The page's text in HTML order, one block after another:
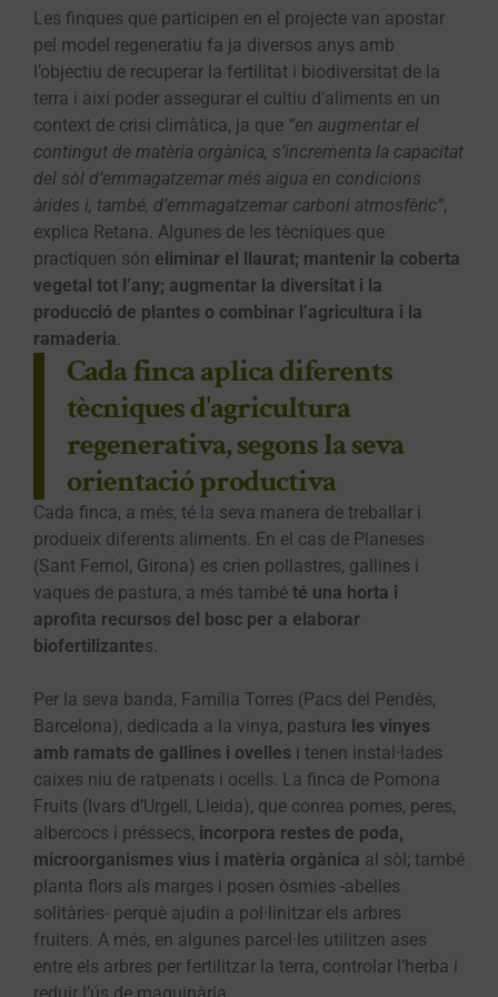
Les finques que participen en el projecte van apostar
pel model regeneratiu fa ja diversos anys amb
l’objectiu de recuperar la fertilitat i biodiversitat de la
terra i així poder assegurar el cultiu d’aliments en un
context de crisi climàtica, ja que “en augmentar el
contingut de matèria orgànica, s’incrementa la capacitat
del sòl d’emmagatzemar més aigua en condicions
àrides i, també, d’emmagatzemar carboni atmosfèric”,
explica Retana. Algunes de les tècniques que
practiquen són eliminar el llaurat; mantenir la coberta
vegetal tot l’any; augmentar la diversitat i la
producció de plantes o combinar l’agricultura i la
ramaderia.
Cada finca aplica diferents
tècniques d'agricultura
regenerativa, segons la seva
orientació productiva
Cada finca, a més, té la seva manera de treballar i
produeix diferents aliments. En el cas de Planeses
(Sant Ferriol, Girona) es crien pollastres, gallines i
vaques de pastura, a més també té una horta i
aprofita recursos del bosc per a elaborar
biofertilizantes.
Per la seva banda, Família Torres (Pacs del Pendès,
Barcelona), dedicada a la vinya, pastura les vinyes
amb ramats de gallines i ovelles i tenen instal·lades
caixes niu de ratpenats i ocells. La finca de Pomona
Fruits (Ivars d’Urgell, Lleida), que conrea pomes, peres,
albercocs i préssecs, incorpora restes de poda,
microorganismes vius i matèria orgànica al sòl; també
planta flors als marges i posen òsmies -abelles
solitàries- perquè ajudin a pol·linitzar els arbres
fruiters. A més, en algunes parcel·les utilitzen ases
entre els arbres per fertilitzar la terra, controlar l’herba i